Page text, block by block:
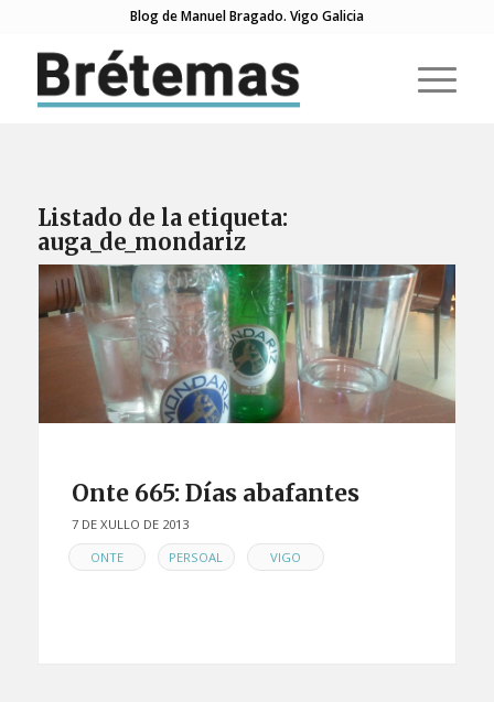
Blog de Manuel Bragado. Vigo Galicia
Listado de la etiqueta:
auga_de_mondariz
Onte 665: Días abafantes
7 DE XULLO DE 2013
EN
ONTE , PERSOAL , VIGO